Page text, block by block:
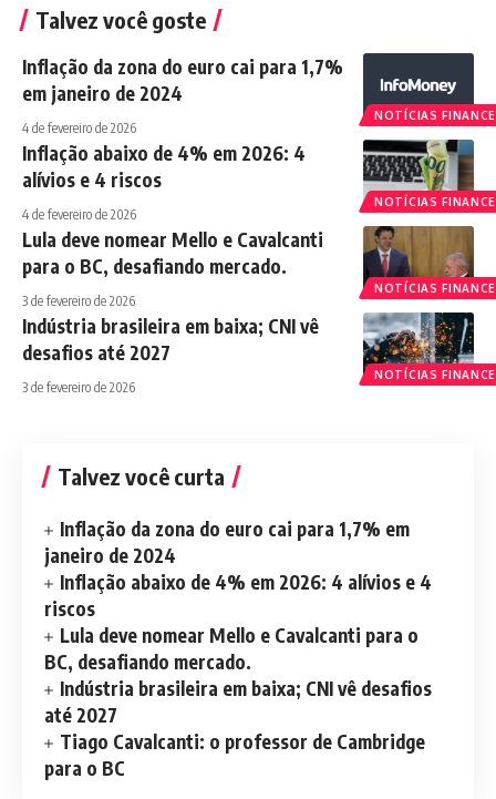
Talvez você goste
NOTÍCIAS
Inflação da zona do euro cai para 1,7%
em janeiro de 2024
4 de fevereiro de 2026
NOTÍCIAS
Inflação abaixo de 4% em 2026: 4
alívios e 4 riscos
4 de fevereiro de 2026
NOTÍCIAS
Lula deve nomear Mello e Cavalcanti
para o BC, desafiando mercado.
3 de fevereiro de 2026
NOTÍCIAS
Indústria brasileira em baixa; CNI vê
desafios até 2027
3 de fevereiro de 2026
Talvez você curta
Inflação da zona do euro cai para 1,7% em
janeiro de 2024
Inflação abaixo de 4% em 2026: 4 alívios e 4
riscos
Lula deve nomear Mello e Cavalcanti para o
BC, desafiando mercado.
Indústria brasileira em baixa; CNI vê desafios
até 2027
Tiago Cavalcanti: o professor de Cambridge
para o BC